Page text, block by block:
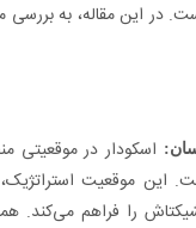
در این مقاله، به بررسی
اسکودار در موقعیتی
این موقعیت
را فراهم می‌کند.